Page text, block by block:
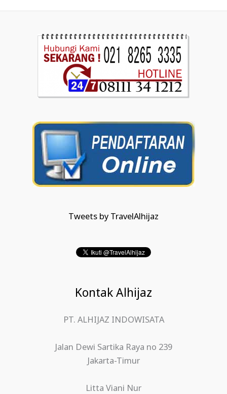
Tweets by TravelAlhijaz
Kontak Alhijaz
PT. ALHIJAZ INDOWISATA
Jalan Dewi Sartika Raya no 239
Jakarta-Timur
Litta Viani Nur